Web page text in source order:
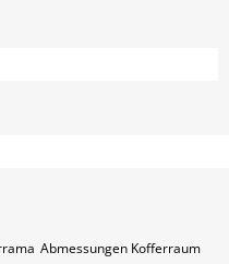
Abmessungen Kofferraum